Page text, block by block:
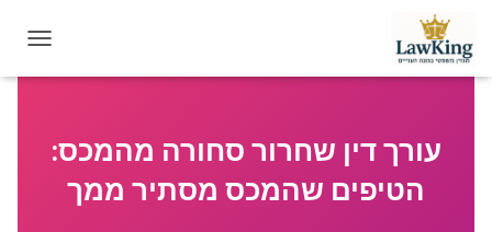
O
עורך דין שחרור סחורה מהמכס:
הטיפים שהמכס מסתיר ממך